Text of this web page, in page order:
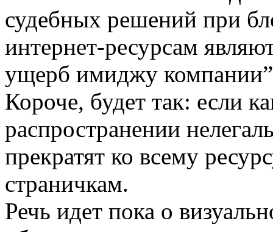
судебных решений при
интернет-­ресурсам
ущерб имиджу
Короче, будет так: если
распространении
прекратят ко всему
страничкам.
Речь идет пока о